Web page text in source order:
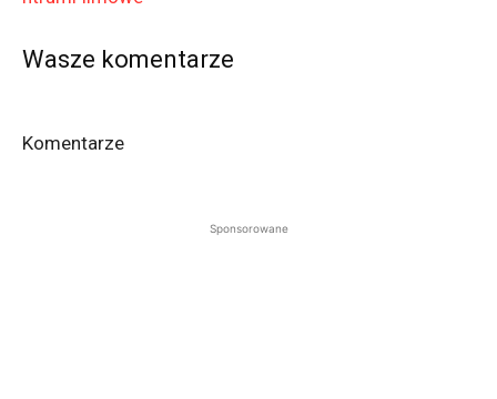
Wasze komentarze
Komentarze
Sponsorowane